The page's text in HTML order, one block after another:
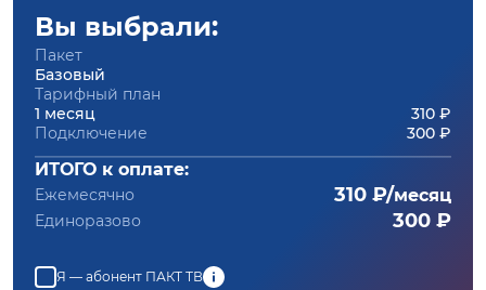
Вы выбрали:
Пакет
Базовый
Тарифный план
1 месяц
310 ₽
Подключение
300 ₽
ИТОГО к оплате:
Ежемесячно 310 ₽/месяц
Единоразово 300 ₽
Я — абонент ПАКТ ТВ